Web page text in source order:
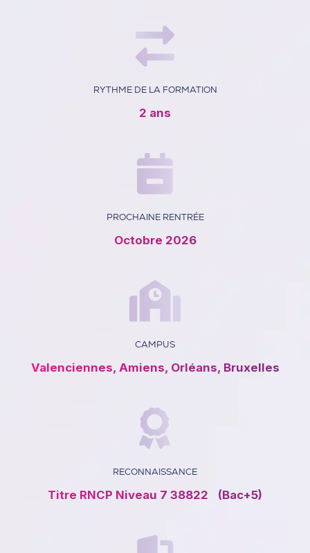
RYTHME DE LA FORMATION
2 ans
PROCHAINE RENTRÉE
Octobre 2026
CAMPUS
Valenciennes, Amiens, Orléans, Bruxelles
RECONNAISSANCE
Titre RNCP Niveau 7 38822 (Bac+5)